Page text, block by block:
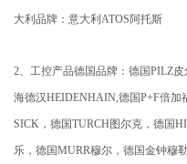
大利品牌：意大利ATOS阿托斯
2、工控产品德国品牌：德国PILZ
海德汉HEIDENHAIN,德国P+F倍加
SICK，德国TURCH图尔克，德国
乐，德国MURR穆尔，德国金钟穆